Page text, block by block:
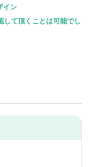
イン
して頂くことは可能でし